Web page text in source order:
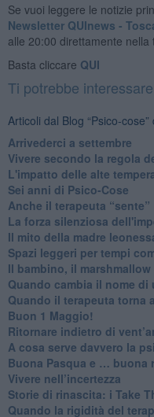
Se vuoi leggere le notizie
Newsletter QUInews -
alle 20:00 direttamente nella
Basta cliccare QUI
Ti potrebbe
Articoli dal Blog “Psico-
​Arrivederci a settembre
​Vivere secondo la regola
​L'impatto delle alte
Sei anni di Psico-Cose
​Anche il terapeuta “sente”
​La forza silenziosa
​Il mito della madre
Spazi leggeri per tempi
Il bambino, il
​Quando cambia il nome di
​Quando il terapeuta torna
​Buon 1 Maggio!
Ritornare indietro di
​A cosa serve davvero la
​Buona Pasqua e … buona
​Vivere nell’incertezza
​Storie di rinascita: i Take
​Quando la rigidità del